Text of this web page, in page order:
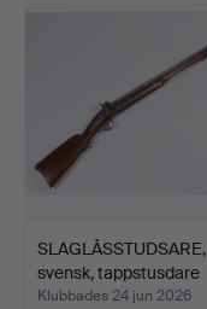
SLAGLÅSSTUDSARE,
svensk, tappstusdare
m/18…
Klubbades 24 jun 2026